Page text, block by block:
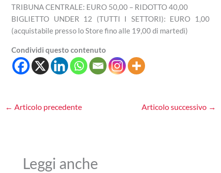
TRIBUNA CENTRALE: EURO 50,00 – RIDOTTO 40,00
BIGLIETTO UNDER 12 (TUTTI I SETTORI): EURO 1,00
(acquistabile presso lo Store fino alle 19,00 di martedì)
Condividi questo contenuto
← Articolo precedente Articolo successivo →
Leggi anche